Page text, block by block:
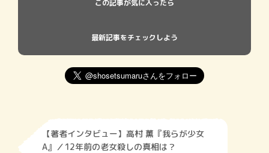
この記事が気に入ったら
最新記事をチェックしよう
【著者インタビュー】高村 薫『我らが少女
A』／12年前の老女殺しの真相は？